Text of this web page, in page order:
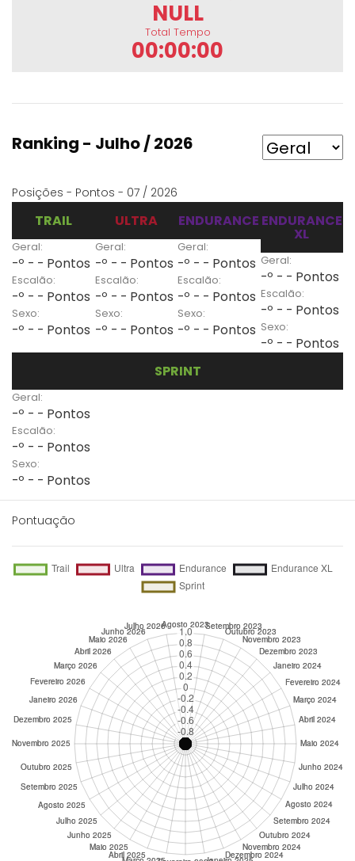
NULL
Total Tempo
00:00:00
Ranking - Julho / 2026
Posições - Pontos - 07 / 2026
TRAIL
Geral:
-º - - Pontos
Escalão:
-º - - Pontos
Sexo:
-º - - Pontos
ULTRA
Geral:
-º - - Pontos
Escalão:
-º - - Pontos
Sexo:
-º - - Pontos
ENDURANCE
Geral:
-º - - Pontos
Escalão:
-º - - Pontos
Sexo:
-º - - Pontos
ENDURANCE
XL
Geral:
-º - - Pontos
Escalão:
-º - - Pontos
Sexo:
-º - - Pontos
SPRINT
Geral:
-º - - Pontos
Escalão:
-º - - Pontos
Sexo:
-º - - Pontos
Pontuação